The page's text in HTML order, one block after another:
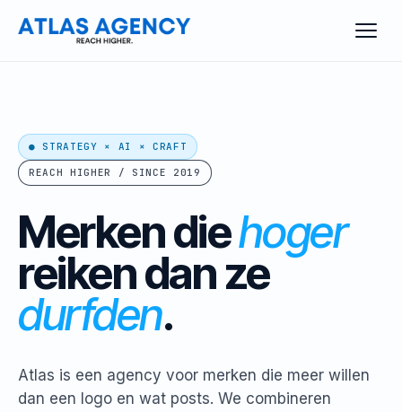
● STRATEGY × AI × CRAFT
REACH HIGHER / SINCE 2019
Merken diehoger
reikendan ze
durfden.
Atlas is een agency voor merken die meer willen
dan een logo en wat posts. We combineren